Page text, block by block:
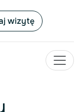
wizytę